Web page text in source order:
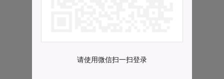
请使用微信扫一扫登录